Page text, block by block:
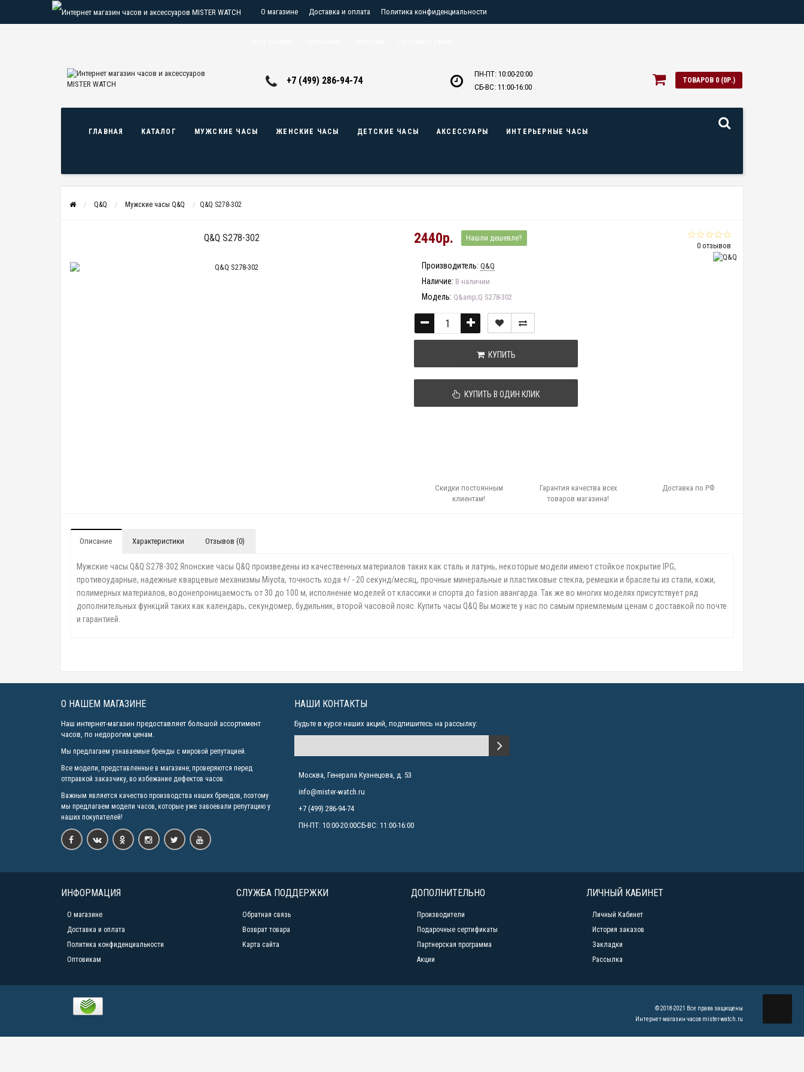
О магазине Доставка и оплата Политика конфиденциальности
+7 (499) 286-94-74
ПН-ПТ: 10:00-20:00
СБ-ВС: 11:00-16:00
ТОВАРОВ 0 (0Р.)
ГЛАВНАЯ КАТАЛОГ МУЖСКИЕ ЧАСЫ ЖЕНСКИЕ ЧАСЫ ДЕТСКИЕ ЧАСЫ АКСЕССУАРЫ ИНТЕРЬЕРНЫЕ ЧАСЫ
Q&Q Мужские часы Q&Q Q&Q S278-302
Q&Q S278-302
0 отзывов
2440р. Нашли дешевле?
Производитель: Q&Q
Наличие: В наличии
Модель: Q&amp;Q S278-302
КУПИТЬ
КУПИТЬ В ОДИН КЛИК
Скидки постоянным
клиентам!
Гарантия качества всех
товаров магазина!
Доставка по РФ
Описание Характеристики Отзывов (0)
Мужские часы Q&Q S278-302 Японские часы Q&Q произведены из качественных материалов таких как сталь и латунь, некоторые модели имеют стойкое покрытие IPG,
противоударные, надежные кварцевые механизмы Miyota, точность хода +/ - 20 секунд/месяц, прочные минеральные и пластиковые стекла, ремешки и браслеты из стали, кожи,
полимерных материалов, водонепроницаемость от 30 до 100 м, исполнение моделей от классики и спорта до fasion авангарда. Так же во многих моделях присутствует ряд
дополнительных функций таких как календарь, секундомер, будильник, второй часовой пояс. Купить часы Q&Q Вы можете у нас по самым приемлемым ценам с доставкой по почте
и гарантией.
О НАШЕМ МАГАЗИНЕ
Наш интернет-магазин предоставляет большой ассортимент
часов, по недорогим ценам.
Мы предлагаем узнаваемые бренды с мировой репутацией.
Все модели, представленные в магазине, проверяются перед
отправкой заказчику, во избежание дефектов часов.
Важным является качество производства наших брендов, поэтому
мы предлагаем модели часов, которые уже завоевали репутацию у
наших покупателей!
НАШИ КОНТАКТЫ
Будьте в курсе наших акций, подпишитесь на рассылку:
Москва, Генерала Кузнецова, д. 53
info@mister-watch.ru
+7 (499) 286-94-74
ПН-ПТ: 10:00-20:00СБ-ВС: 11:00-16:00
ИНФОРМАЦИЯ
О магазине
Доставка и оплата
Политика конфиденциальности
Оптовикам
СЛУЖБА ПОДДЕРЖКИ
Обратная связь
Возврат товара
Карта сайта
ДОПОЛНИТЕЛЬНО
Производители
Подарочные сертификаты
Партнерская программа
Акции
ЛИЧНЫЙ КАБИНЕТ
Личный Кабинет
История заказов
Закладки
Рассылка
© 2018-2021 Все права защищены
Интернет-магазин часов mister-watch.ru